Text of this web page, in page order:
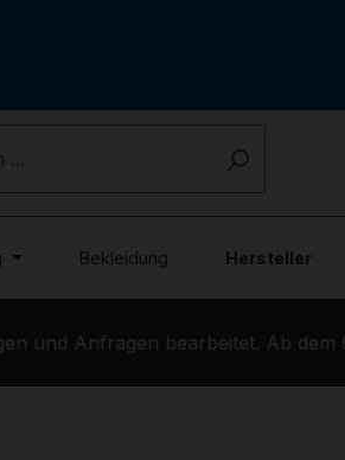
Bekleidung Hersteller
Anfragen bearbeitet. Ab